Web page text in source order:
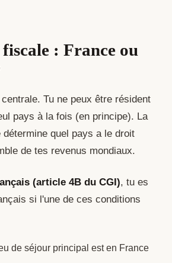
fiscale : France ou
Tu ne peux être résident
pays à la fois (en principe). La
quel pays a le droit
de tes revenus mondiaux.
(article 4B du CGI), tu es
si l'une de ces conditions
de séjour principal est en France